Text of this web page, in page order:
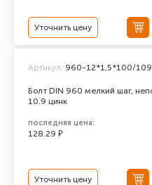
Уточнить цену
Болт DIN 960 мелкий шаг,
10.9 цинк
Артикул: 960-12*1,5*100/109
последняя цена:
128.29 ₽
Уточнить цену